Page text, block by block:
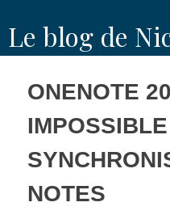
to
content
Le blog de
ONENOTE
NOTES